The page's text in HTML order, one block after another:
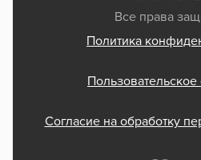
Все права
Политика
Согласие на обработку